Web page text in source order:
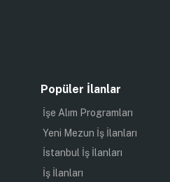
Popüler İlanlar
İşe Alım Programları
Yeni Mezun İş İlanları
İstanbul İş İlanları
İş İlanları